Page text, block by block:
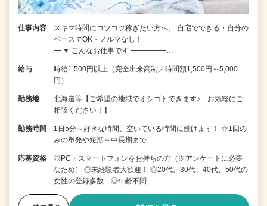
仕事内容
スキマ時間にコツコツ稼ぎたい方へ。 自宅でできる・自分の
ペースでOK・ノルマなし！ ━━━━━━━━━━━━━━
━ ▼ こんなお仕事です ━━━━━…
給与
時給1,500円以上（完全出来高制／時間額1,500円～5,000
円）
勤務地
北海道等【ご希望の地域でオシゴトできます♪ お気軽にご
相談ください！】
勤務時間
1日5分～好きな時間、空いている時間に働けます！ ☆1回の
みの単発や短期～中長期まで…
応募資格
◎PC・スマートフォンをお持ちの方（※アンケートに必要
なため） ◎未経験者大歓迎！ ◎20代、30代、40代、50代の
女性の登録多数 ◎年齢不問